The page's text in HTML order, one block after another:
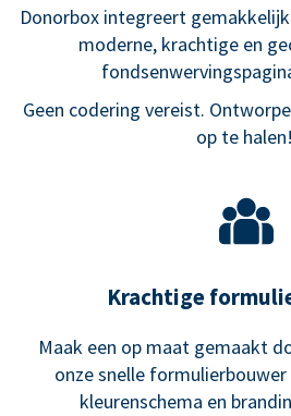
Donorbox integreert
moderne, krachtige en
Geen codering vereist.
op te halen!
Krachtige
Maak een op maat gemaakt
onze snelle
kleurenschema en